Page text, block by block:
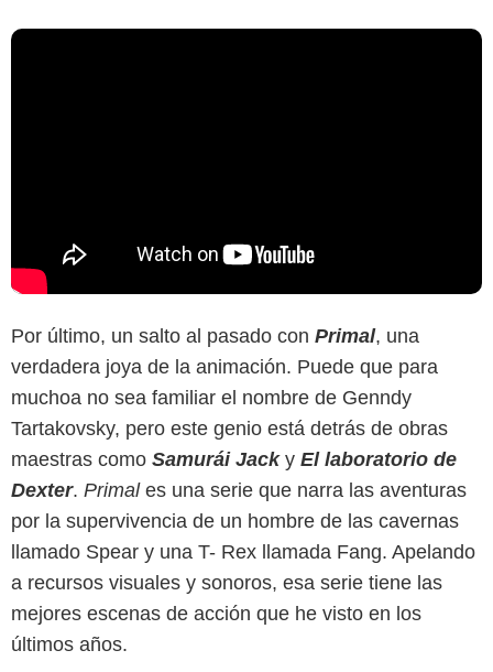
Por último, un salto al pasado con Primal, una
verdadera joya de la animación. Puede que para
muchoa no sea familiar el nombre de Genndy
Tartakovsky, pero este genio está detrás de obras
maestras como Samurái Jacky El laboratorio de
Dexter. Primal es una serie que narra las aventuras
por la supervivencia de un hombre de las cavernas
llamado Spear y una T- Rex llamada Fang. Apelando
a recursos visuales y sonoros, esa serie tiene las
mejores escenas de acción que he visto en los
últimos años.